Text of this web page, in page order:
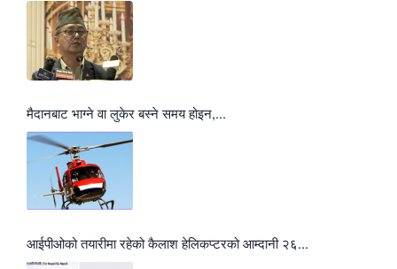
मैदानबाट भाग्ने वा लुकेर बस्ने समय होइन,...
आईपीओको तयारीमा रहेको कैलाश हेलिकप्टरको आम्दानी २६...